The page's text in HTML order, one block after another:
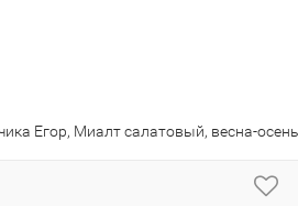
Егор, Миалт салатовый, весна-осень